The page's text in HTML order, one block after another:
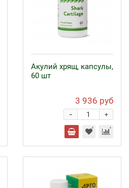
Акулий хрящ, капсулы,
60 шт
3 936 руб
+
-